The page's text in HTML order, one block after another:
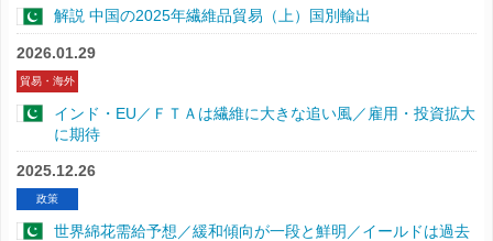
解説 中国の2025年繊維品貿易（上）国別輸出
2026.01.29
貿易・海外
インド・EU／ＦＴＡは繊維に大きな追い風／雇用・投資拡大
に期待
2025.12.26
政策
世界綿花需給予想／緩和傾向が一段と鮮明／イールドは過去